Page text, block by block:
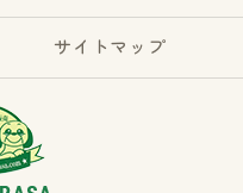
サイトマップ